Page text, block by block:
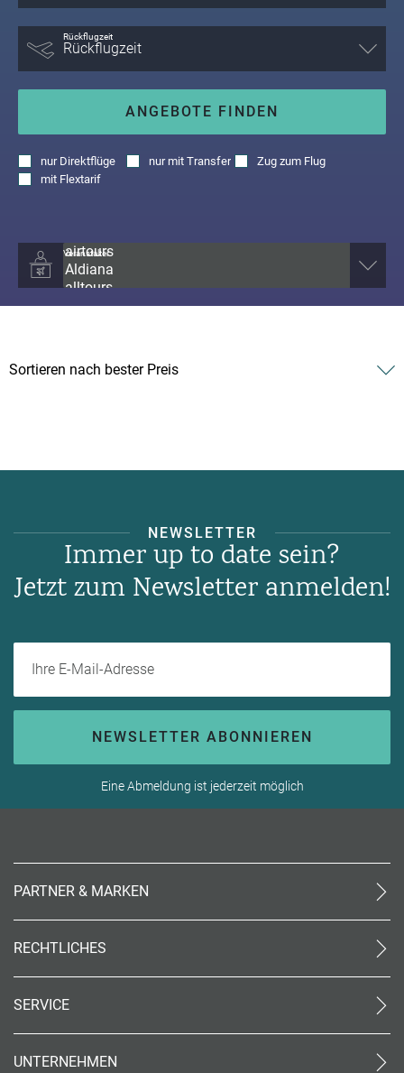
ANGEBOTE FINDEN
nur Direktflüge nurmit Transfer
Zug zum Flug
mit Flextarif
Rückflugzeit
Veranstalter
NEWSLETTER
Immer up to date sein?
Jetzt zum Newsletter anmelden!
NEWSLETTER ABONNIEREN
Eine Abmeldung ist jederzeit möglich
PARTNER & MARKEN
meinreisespezialist
Reiseland
OTTO Reisen
RECHTLICHES
Datenschutz
Impressum
Barrierefreiheit
SERVICE
UNTERNEHMEN